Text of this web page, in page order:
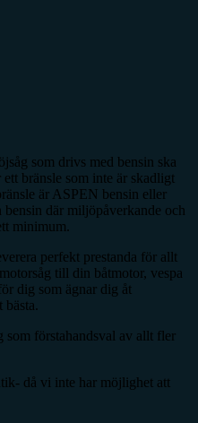
som drivs med bensin ska
bränsle som inte är skadligt
är ASPEN bensin eller
bensin där miljöpåverkande och
minimum.
perfekt prestanda för allt
till din båtmotor, vespa
dig som ägnar dig åt
bästa.
som förstahandsval av allt fler
då vi inte har möjlighet att